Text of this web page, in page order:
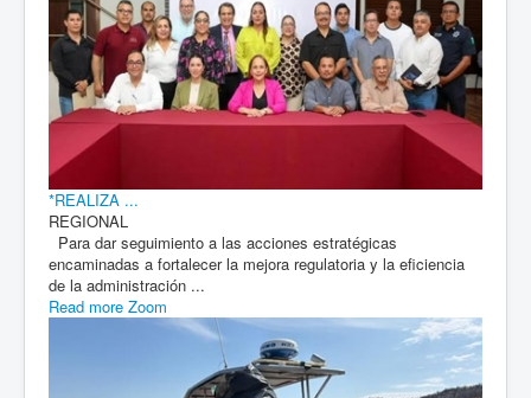
*REALIZA ...
REGIONAL
Para dar seguimiento a las acciones estratégicas
encaminadas a fortalecer la mejora regulatoria y la eficiencia
de la administración ...
Read more Zoom